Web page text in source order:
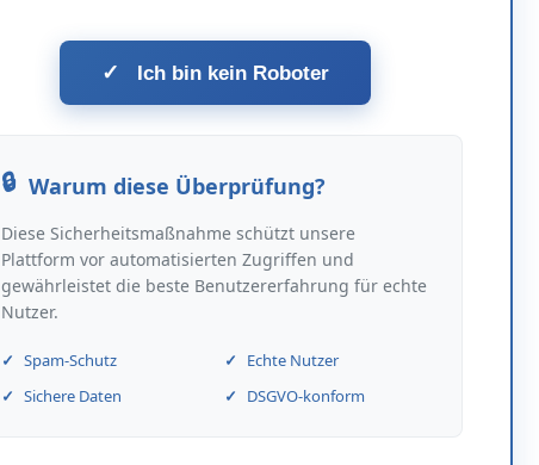
✓ Ich bin kein Roboter
Warum diese Überprüfung?
Diese Sicherheitsmaßnahme schützt unsere
Plattform vor automatisierten Zugriffen und
gewährleistet die beste Benutzererfahrung für echte
Nutzer.
Spam-Schutz
Echte Nutzer
Sichere Daten
DSGVO-konform